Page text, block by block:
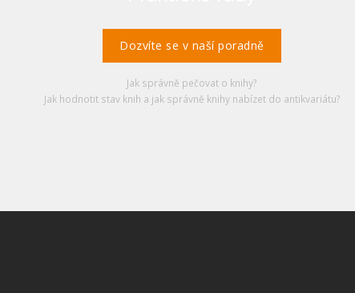
Dozvíte se v naší poradně
Jak správně pečovat o knihy?
Jak hodnotit stav knih a jak správně knihy nabízet do antikvariátu?